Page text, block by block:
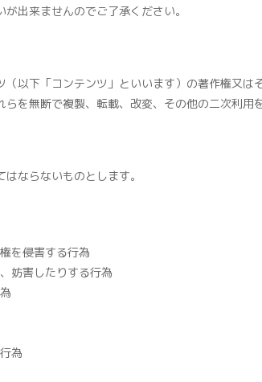
出来ませんのでご了承ください。
以下「コンテンツ」といいます）の著作権又は
を無断で複製、転載、改変、その他の二次利用
ならないものとします。
を侵害する行為
妨害したりする行為
為